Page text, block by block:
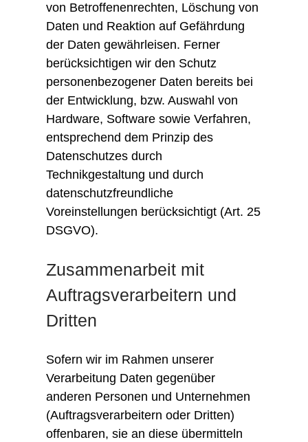
von Betroffenenrechten, Löschung von
Daten und Reaktion auf Gefährdung
der Daten gewährleisen. Ferner
berücksichtigen wir den Schutz
personenbezogener Daten bereits bei
der Entwicklung, bzw. Auswahl von
Hardware, Software sowie Verfahren,
entsprechend dem Prinzip des
Datenschutzes durch
Technikgestaltung und durch
datenschutzfreundliche
Voreinstellungen berücksichtigt (Art. 25
DSGVO).
Zusammenarbeit mit
Auftragsverarbeitern und
Dritten
Sofern wir im Rahmen unserer
Verarbeitung Daten gegenüber
anderen Personen und Unternehmen
(Auftragsverarbeitern oder Dritten)
offenbaren, sie an diese übermitteln